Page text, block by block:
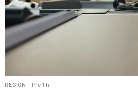
REGION Pre 1 h